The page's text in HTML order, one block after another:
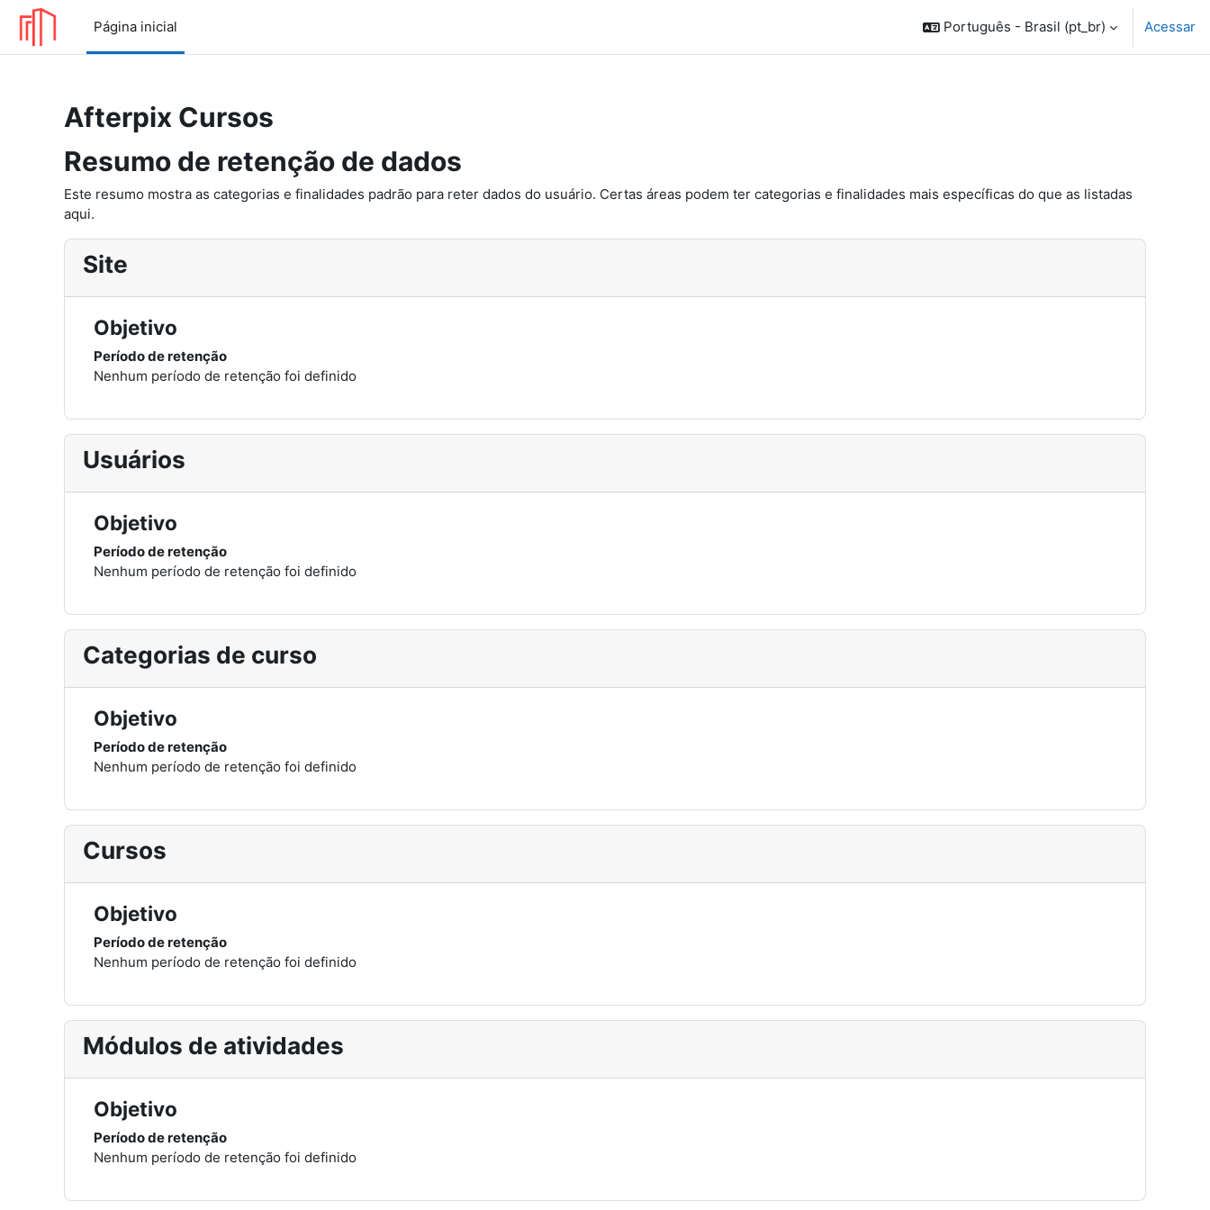
Ir para o conteúdo principal
Página inicial
Português - Brasil ‎(pt_br)‎ Acessar
Afterpix Cursos
Resumo de retenção de dados
Este resumo mostra as categorias e finalidades padrão para reter dados do usuário. Certas áreas podem ter categorias e finalidades mais específicas do que as listadas
aqui.
Site
Objetivo
Período de retenção
Nenhum período de retenção foi definido
Usuários
Objetivo
Período de retenção
Nenhum período de retenção foi definido
Categorias de curso
Objetivo
Período de retenção
Nenhum período de retenção foi definido
Cursos
Objetivo
Período de retenção
Nenhum período de retenção foi definido
Módulos de atividades
Objetivo
Período de retenção
Nenhum período de retenção foi definido